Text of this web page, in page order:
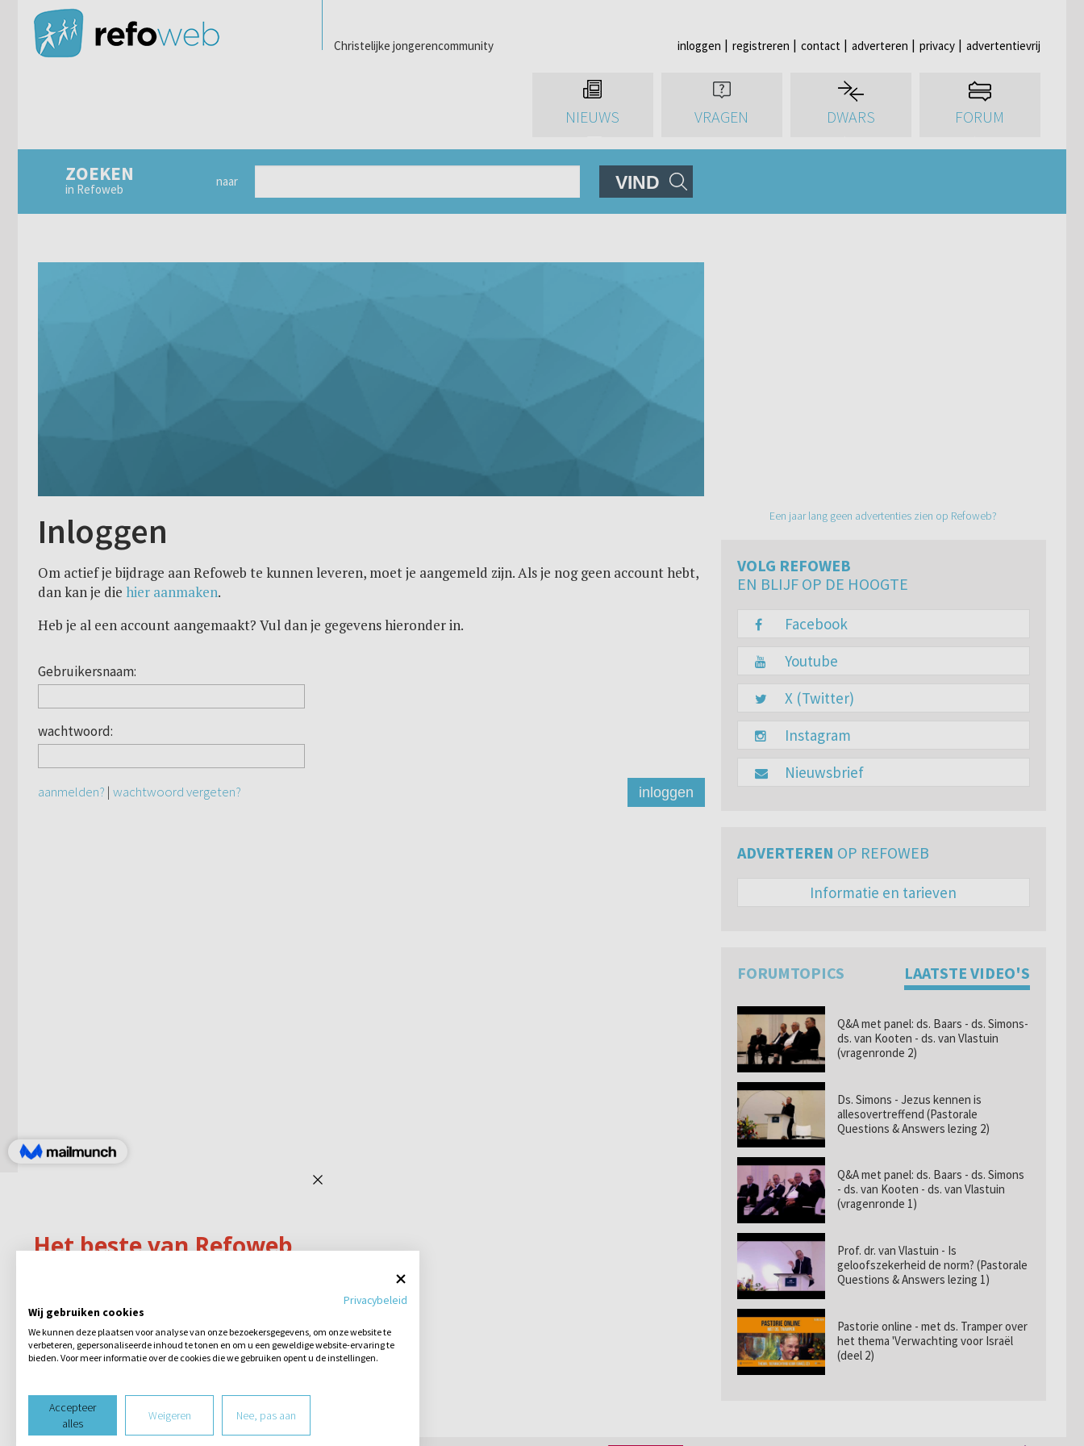
Christelijke jongerencommunity inloggen registreren contact adverteren privacy advertentievrij
NIEUWS VRAGEN DWARS FORUM
ZOEKEN
in Refoweb
naar VIND
Inloggen
Om actief je bijdrage aan Refoweb te kunnen leveren, moet je aangemeld zijn. Als je nog geen account hebt,
dan kan je die hier aanmaken.
Heb je al een account aangemaakt? Vul dan je gegevens hieronder in.
Gebruikersnaam:
wachtwoord:
aanmelden? | wachtwoord vergeten? inloggen
Een jaar lang geen advertenties zien op Refoweb?
VOLG REFOWEB
EN BLIJF OP DE HOOGTE
Facebook
Youtube
X (Twitter)
Instagram
Nieuwsbrief
ADVERTEREN OP REFOWEB
Informatie en tarieven
FORUMTOPICS LAATSTE VIDEO'S
Q&A met panel: ds. Baars - ds. Simons-
ds. van Kooten - ds. van Vlastuin
(vragenronde 2)
Ds. Simons - Jezus kennen is
allesovertreffend (Pastorale
Questions & Answers lezing 2)
Q&A met panel: ds. Baars - ds. Simons
- ds. van Kooten - ds. van Vlastuin
(vragenronde 1)
Prof. dr. van Vlastuin - Is
geloofszekerheid de norm? (Pastorale
Questions & Answers lezing 1)
Pastorie online - met ds. Tramper over
het thema 'Verwachting voor Israël
(deel 2)
Privacybeleid
Wij gebruiken cookies
We kunnen deze plaatsen voor analyse van onze bezoekersgegevens, om onze website te
verbeteren, gepersonaliseerde inhoud te tonen en om u een geweldige website-ervaring te
bieden. Voor meer informatie over de cookies die we gebruiken opent u de instellingen.
Accepteer
alles
Weigeren Nee, pas aan